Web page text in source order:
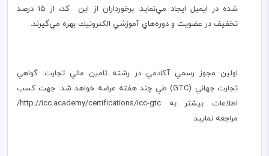
شده در ايميل ايجاد مي‌نمايد. برخورداران از اين كد، از 15 درصد
تخفيف در عضويت و دوره‌هاي آموزشي الكترونيك بهره مي‌گيرند.
اولين مجوز رسمي آكادمي در رشته تامين مالي تجارت: گواهي
تجارت جهاني (GTC) طي چند هفته عرضه خواهد شد. جهت كسب
اطلاعات بيشتر به http://icc.academy/certifications/icc-gtc
/
مراجعه نماييد.